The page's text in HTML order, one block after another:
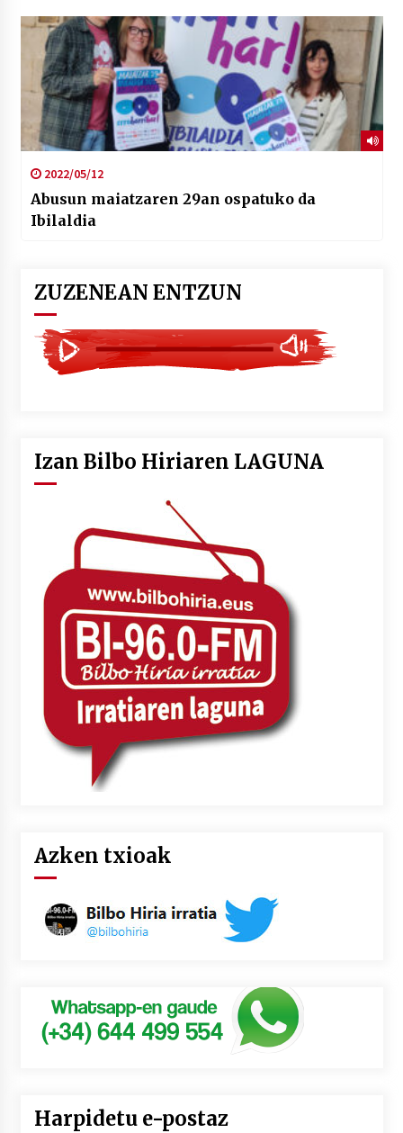
2022/05/12
Abusun maiatzaren 29an ospatuko da
Ibilaldia
ZUZENEAN ENTZUN
Izan Bilbo Hiriaren LAGUNA
Azken txioak
Harpidetu e-postaz